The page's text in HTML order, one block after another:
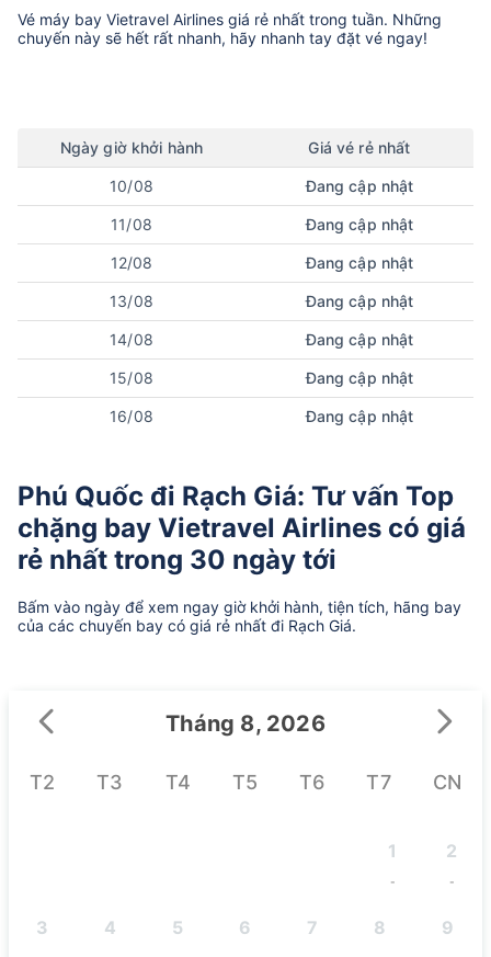
Vé máy bay Vietravel Airlines giá rẻ nhất trong tuần. Những
chuyến này sẽ hết rất nhanh, hãy nhanh tay đặt vé ngay!
Ngày giờ khởi hành Giá vé rẻ nhất
10/08 Đang cập nhật
11/08 Đang cập nhật
12/08 Đang cập nhật
13/08 Đang cập nhật
14/08 Đang cập nhật
15/08 Đang cập nhật
16/08 Đang cập nhật
Phú Quốc đi Rạch Giá: Tư vấn Top
chặng bay Vietravel Airlines có giá
rẻ nhất trong 30 ngày tới
Bấm vào ngày để xem ngay giờ khởi hành, tiện tích, hãng bay
của các chuyến bay có giá rẻ nhất đi Rạch Giá.
Tháng 8, 2026
T2 T3 T4 T5 T6 T7 CN
1
-
2
-
3 4 5 6 7 8 9